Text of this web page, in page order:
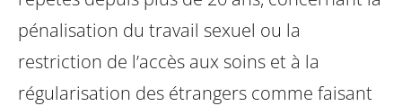
pénalisation du travail sexuel ou la
restriction de l’accès aux soins et à la
régularisation des étrangers comme faisant